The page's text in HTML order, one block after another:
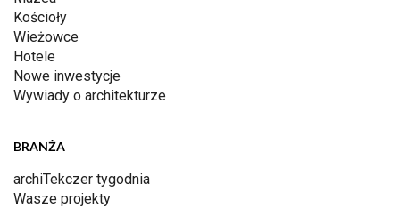
Kościoły
Wieżowce
Hotele
Nowe inwestycje
Wywiady o architekturze
BRANŻA
archiTekczer tygodnia
Wasze projekty